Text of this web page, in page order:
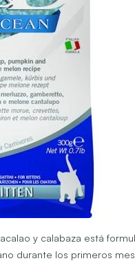
y calabaza está
durante los primeros